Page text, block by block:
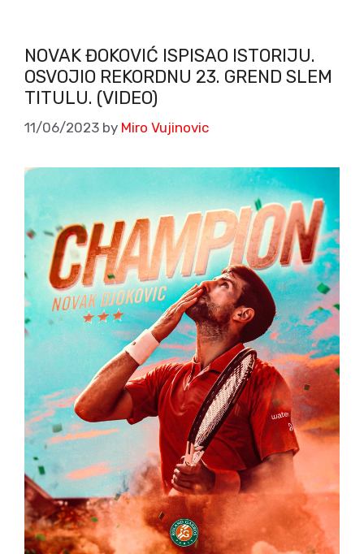
NOVAK ĐOKOVIĆ ISPISAO ISTORIJU.
OSVOJIO REKORDNU 23. GREND SLEM
TITULU. (VIDEO)
11/06/2023 by Miro Vujinovic